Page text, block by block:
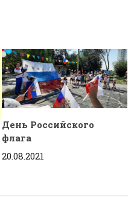
День Российского
флага
20.08.2021